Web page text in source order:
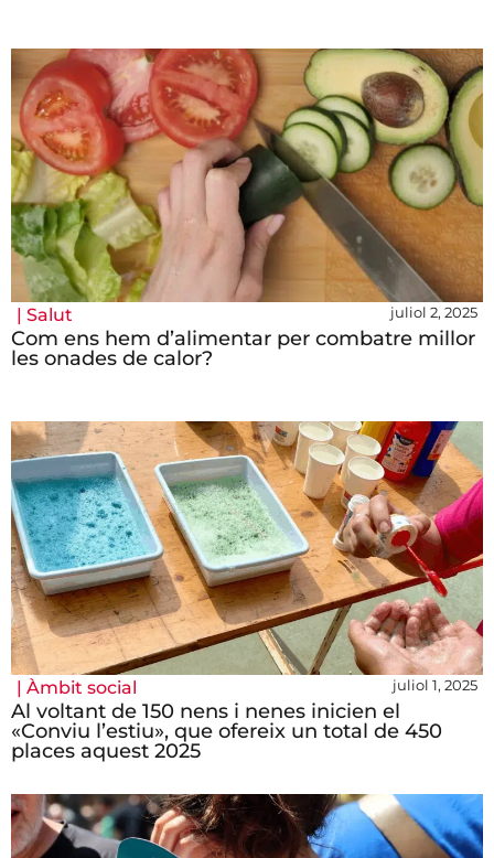
| Salut juliol 2, 2025
Com ens hem d’alimentar per combatre millor
les onades de calor?
| Àmbit social juliol 1, 2025
Al voltant de 150 nens i nenes inicien el
«Conviu l’estiu», que ofereix un total de 450
places aquest 2025